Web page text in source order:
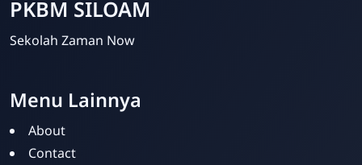
PKBM SILOAM
Sekolah Zaman Now
Menu Lainnya
About
Contact